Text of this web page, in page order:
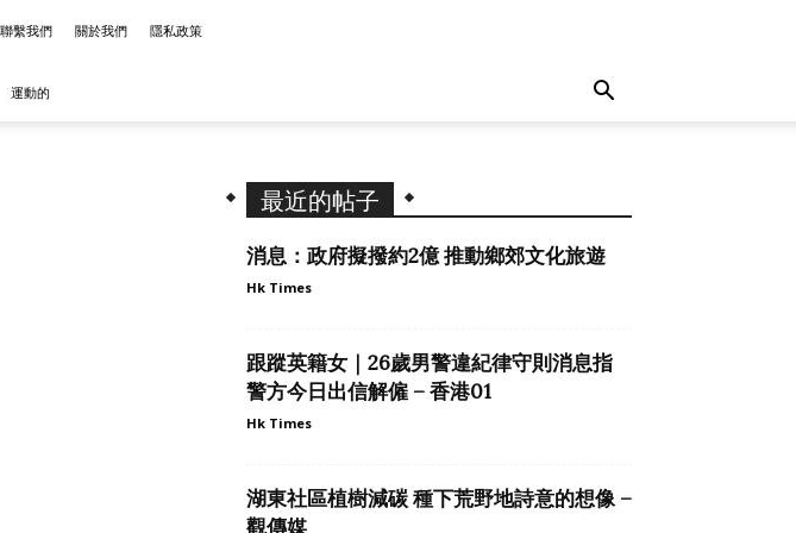
聯繫我們 關於我們 隱私政策
運動的
最近的帖子
消息：政府擬撥約2億 推動鄉郊文化旅遊
Hk Times
跟蹤英籍女｜26歲男警違紀律守則消息指
警方今日出信解僱 – 香港01
Hk Times
湖東社區植樹減碳 種下荒野地詩意的想像 –
觀傳媒